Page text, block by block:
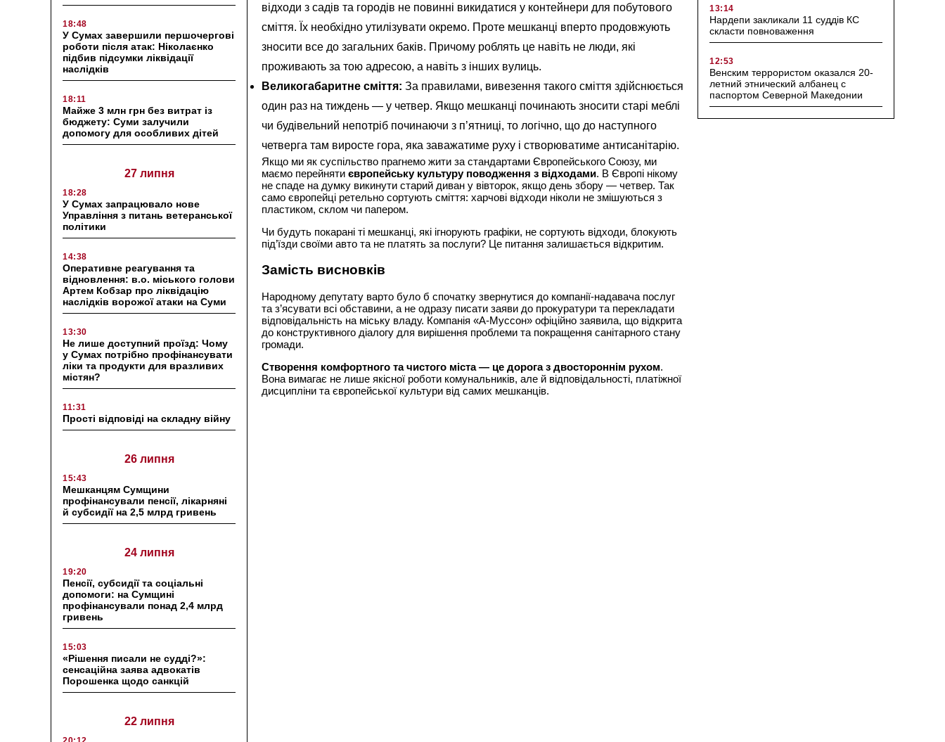
18:48
У Сумах завершили першочергові
роботи після атак: Ніколаєнко
підбив підсумки ліквідації
наслідків
18:11
Майже 3 млн грн без витрат із
бюджету: Суми залучили
допомогу для особливих дітей
27 липня
18:28
У Сумах запрацювало нове
Управління з питань ветеранської
політики
14:38
Оперативне реагування та
відновлення: в.о. міського голови
Артем Кобзар про ліквідацію
наслідків ворожої атаки на Суми
13:30
Не лише доступний проїзд: Чому
у Сумах потрібно профінансувати
ліки та продукти для вразливих
містян?
11:31
Прості відповіді на складну війну
26 липня
15:43
Мешканцям Сумщини
профінансували пенсії, лікарняні
й субсидії на 2,5 млрд гривень
24 липня
19:20
Пенсії, субсидії та соціальні
допомоги: на Сумщині
профінансували понад 2,4 млрд
гривень
15:03
«Рішення писали не судді?»:
сенсаційна заява адвокатів
Порошенка щодо санкцій
22 липня
відходи з садів та городів не повинні викидатися у контейнери для побутового
сміття. Їх необхідно утилізувати окремо. Проте мешканці вперто продовжують
зносити все до загальних баків. Причому роблять це навіть не люди, які
проживають за тою адресою, а навіть з інших вулиць.
Великогабаритне сміття: За правилами, вивезення такого сміття здійснюється
один раз на тиждень — у четвер. Якщо мешканці починають зносити старі меблі
чи будівельний непотріб починаючи з п’ятниці, то логічно, що до наступного
четверга там виросте гора, яка заважатиме руху і створюватиме антисанітарію.
Якщо ми як суспільство прагнемо жити за стандартами Європейського Союзу, ми
маємо перейняти європейську культуру поводження з відходами. В Європі нікому
не спаде на думку викинути старий диван у вівторок, якщо день збору — четвер. Так
само європейці ретельно сортують сміття: харчові відходи ніколи не змішуються з
пластиком, склом чи папером.
Чи будуть покарані ті мешканці, які ігнорують графіки, не сортують відходи, блокують
під’їзди своїми авто та не платять за послуги? Це питання залишається відкритим.
Замість висновків
Народному депутату варто було б спочатку звернутися до компанії-надавача послуг
та з’ясувати всі обставини, а не одразу писати заяви до прокуратури та перекладати
відповідальність на міську владу. Компанія «А-Муссон» офіційно заявила, що відкрита
до конструктивного діалогу для вирішення проблеми та покращення санітарного стану
громади.
Створення комфортного та чистого міста — це дорога з двостороннім рухом.
Вона вимагає не лише якісної роботи комунальників, але й відповідальності, платіжної
дисципліни та європейської культури від самих мешканців.
13:14
Нардепи закликали 11 суддів КС
скласти повноваження
12:53
Венским террористом оказался 20-
летний этнический албанец с
паспортом Северной Македонии